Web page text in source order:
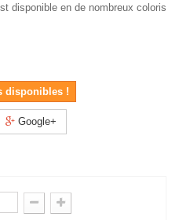
disponible en de nombreux coloris
disponibles !
Google+